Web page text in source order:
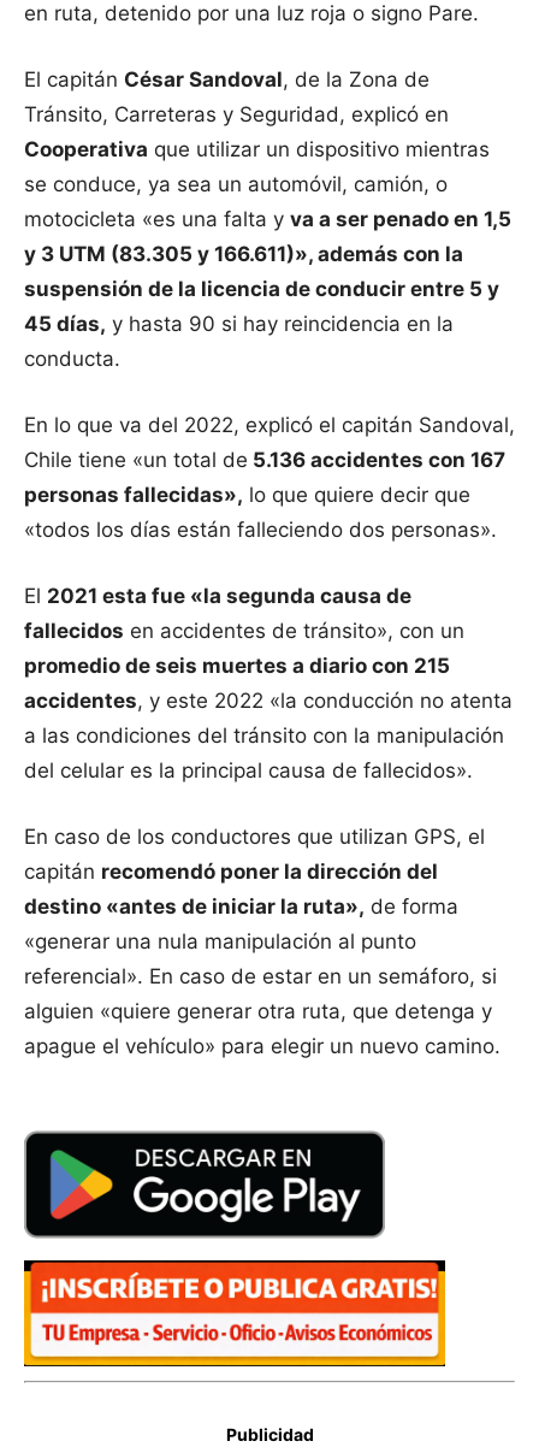
en ruta, detenido por una luz roja o signo Pare.
El capitán César Sandoval, de la Zona de
Tránsito, Carreteras y Seguridad, explicó en
Cooperativa que utilizar un dispositivo mientras
se conduce, ya sea un automóvil, camión, o
motocicleta «es una falta y va a ser penado en 1,5
y 3 UTM (83.305 y 166.611)», además con la
suspensión de la licencia de conducir entre 5 y
45 días, y hasta 90 si hay reincidencia en la
conducta.
En lo que va del 2022, explicó el capitán Sandoval,
Chile tiene «un total de 5.136 accidentes con 167
personas fallecidas», lo que quiere decir que
«todos los días están falleciendo dos personas».
El 2021 esta fue «la segunda causa de
fallecidos en accidentes de tránsito», con un
promedio de seis muertes a diario con 215
accidentes, y este 2022 «la conducción no atenta
a las condiciones del tránsito con la manipulación
del celular es la principal causa de fallecidos».
En caso de los conductores que utilizan GPS, el
capitán recomendó poner la dirección del
destino «antes de iniciar la ruta», de forma
«generar una nula manipulación al punto
referencial». En caso de estar en un semáforo, si
alguien «quiere generar otra ruta, que detenga y
apague el vehículo» para elegir un nuevo camino.
Publicidad